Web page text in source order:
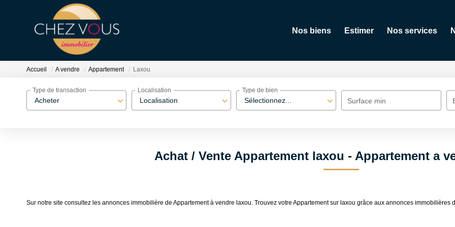
Nos biens Estimer Nos services
Accueil A vendre Appartement Laxou
Acheter
Type de transaction
Localisation
Localisation
Sélectionnez...
Type de bien
Surface min
Achat / Vente Appartement laxou - Appartement a
Sur notre site consultez les annonces immobilière de Appartement à vendre laxou. Trouvez votre Appartement sur laxou grâce aux annonces immobilières